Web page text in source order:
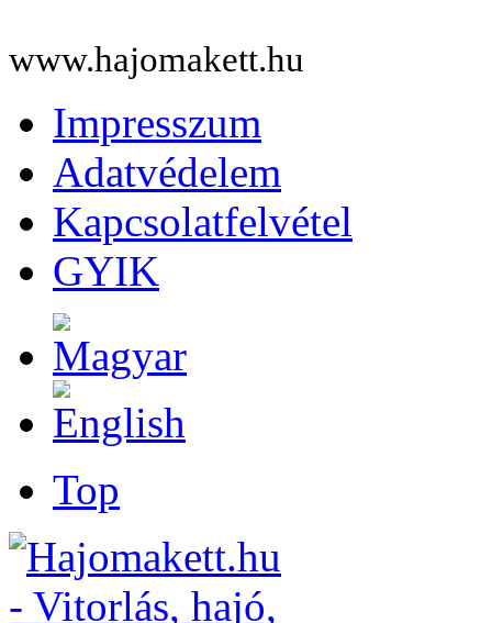
www.hajomakett.hu
Impresszum
Adatvédelem
Kapcsolatfelvétel
GYIK
Top